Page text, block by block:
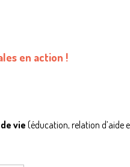
en action !
vie(éducation, relation d’aide